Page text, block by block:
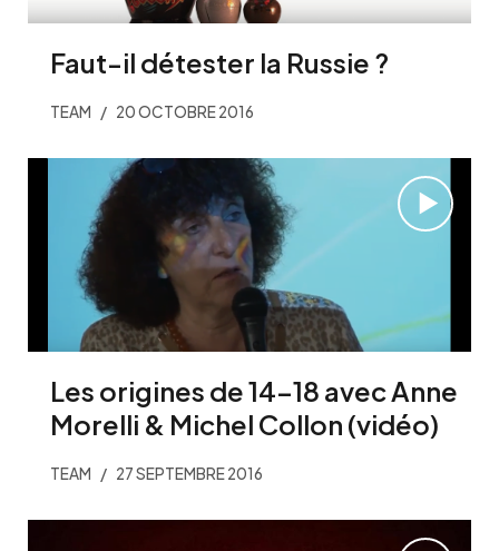
Faut-il détester la Russie ?
TEAM 20 OCTOBRE 2016
Les origines de 14-18 avec Anne
Morelli & Michel Collon (vidéo)
TEAM 27 SEPTEMBRE 2016